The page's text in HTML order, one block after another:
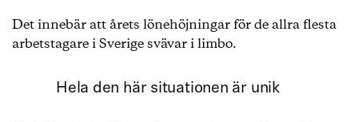
Det innebär att årets lönehöjningar för de allra flesta
arbetstagare i Sverige svävar i limbo.
Hela den här situationen är unik